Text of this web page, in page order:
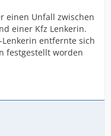
einen Unfall zwischen
einer Kfz Lenkerin.
entfernte sich
festgestellt worden